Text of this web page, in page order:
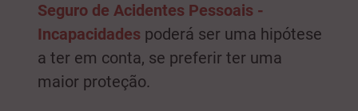
Seguro de Acidentes Pessoais -
Incapacidades poderá ser uma hipótese
a ter em conta, se preferir ter uma
maior proteção.